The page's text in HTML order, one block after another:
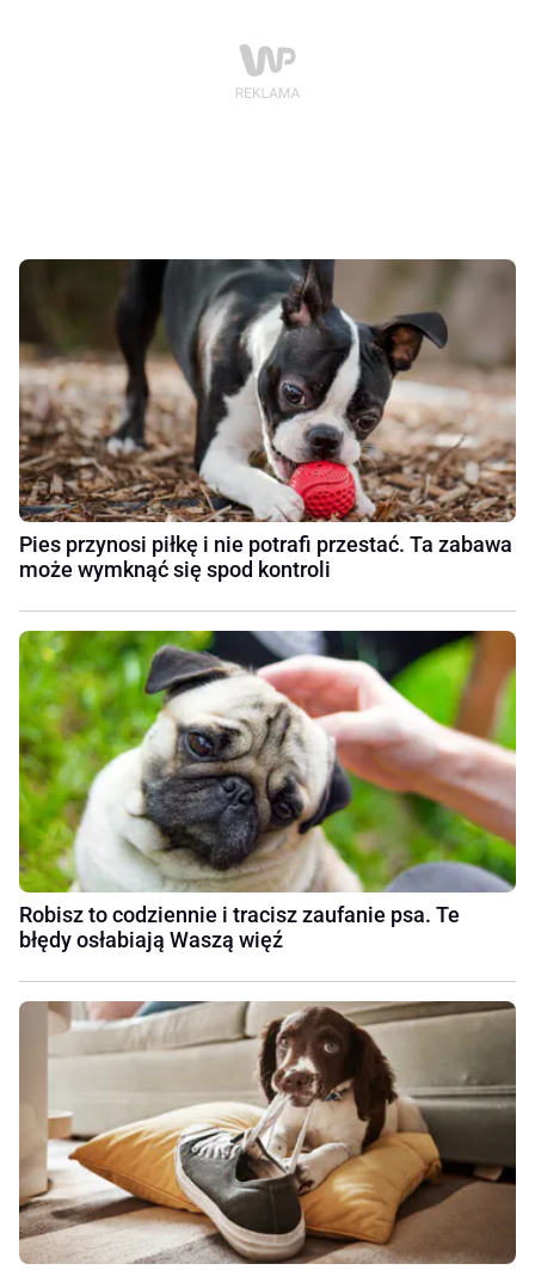
Pies przynosi piłkę i nie potrafi przestać. Ta zabawa
może wymknąć się spod kontroli
Robisz to codziennie i tracisz zaufanie psa. Te
błędy osłabiają Waszą więź